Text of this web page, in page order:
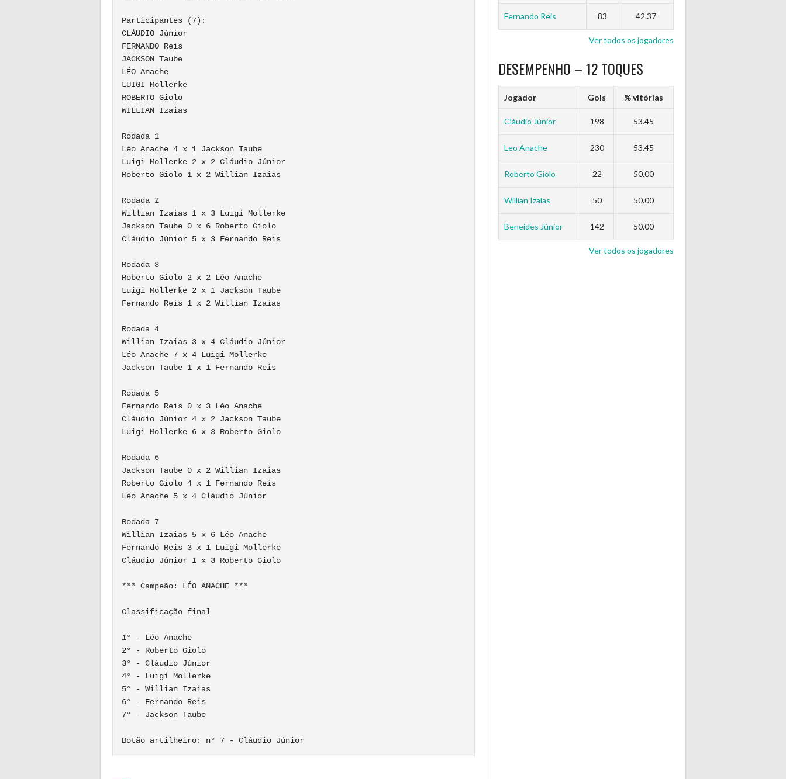
Participantes (7):
CLÁUDIO Júnior
FERNANDO Reis
JACKSON Taube
LÉO Anache
LUIGI Mollerke
ROBERTO Giolo
WILLIAN Izaias
Rodada 1
Léo Anache 4 x 1 Jackson Taube
Luigi Mollerke 2 x 2 Cláudio Júnior
Roberto Giolo 1 x 2 Willian Izaias
Rodada 2
Willian Izaias 1 x 3 Luigi Mollerke
Jackson Taube 0 x 6 Roberto Giolo
Cláudio Júnior 5 x 3 Fernando Reis
Rodada 3
Roberto Giolo 2 x 2 Léo Anache
Luigi Mollerke 2 x 1 Jackson Taube
Fernando Reis 1 x 2 Willian Izaias
Rodada 4
Willian Izaias 3 x 4 Cláudio Júnior
Léo Anache 7 x 4 Luigi Mollerke
Jackson Taube 1 x 1 Fernando Reis
Rodada 5
Fernando Reis 0 x 3 Léo Anache
Cláudio Júnior 4 x 2 Jackson Taube
Luigi Mollerke 6 x 3 Roberto Giolo
Rodada 6
Jackson Taube 0 x 2 Willian Izaias
Roberto Giolo 4 x 1 Fernando Reis
Léo Anache 5 x 4 Cláudio Júnior
Rodada 7
Willian Izaias 5 x 6 Léo Anache
Fernando Reis 3 x 1 Luigi Mollerke
Cláudio Júnior 1 x 3 Roberto Giolo
*** Campeão: LÉO ANACHE ***
Classificação final
1° - Léo Anache
2° - Roberto Giolo
3° - Cláudio Júnior
4° - Luigi Mollerke
5° - Willian Izaias
6° - Fernando Reis
7° - Jackson Taube
Fernando Reis 83 42.37
Ver todos os jogadores
DESEMPENHO – 12 TOQUES
Jogador Gols % vitórias
Cláudio Júnior 198 53.45
Leo Anache 230 53.45
Roberto Giolo 22 50.00
Willian Izaias 50 50.00
Beneides Júnior 142 50.00
Ver todos os jogadores